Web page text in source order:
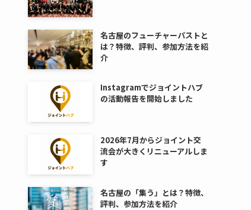
名古屋のフューチャーパストと
は？特徴、評判、参加方法を紹
介
Instagramでジョイントハブ
の活動報告を開始しました
2026年7月からジョイント交
流会が大きくリニューアルしま
す
名古屋の「集う」とは？特徴、
評判、参加方法を紹介